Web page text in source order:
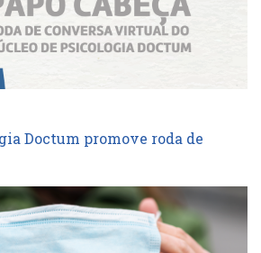
Doctum promove roda de